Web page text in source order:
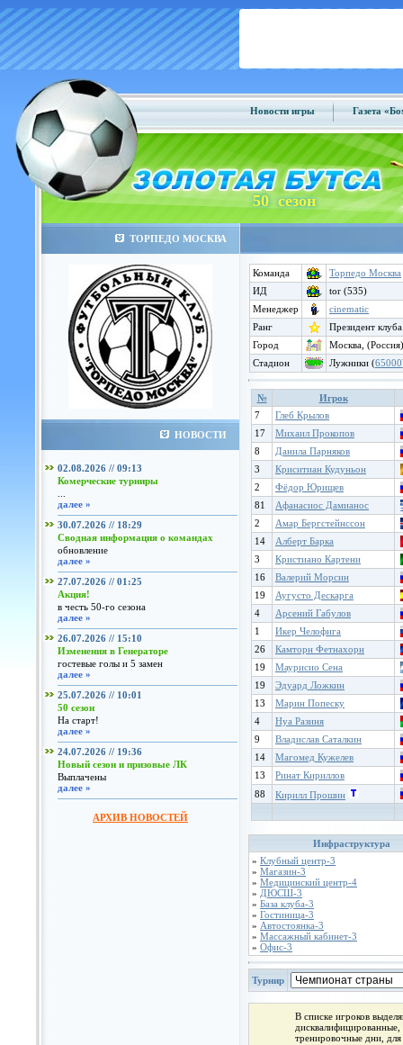
Новости игры Газета
50 сезон
ТОРПЕДО МОСКВА
НОВОСТИ
02.08.2026 // 09:13
Комерческие турниры
далее »
30.07.2026 // 18:29
Сводная информация о командах
обновление
далее »
27.07.2026 // 01:25
Акция!
в честь 50-го сезона
далее »
26.07.2026 // 15:10
Изменения в Генераторе
гостевые голы и 5 замен
далее »
25.07.2026 // 10:01
50 сезон
На старт!
далее »
24.07.2026 // 19:36
Новый сезон и призовые ЛК
Выплачены
далее »
АРХИВ НОВОСТЕЙ
Команда
Торпедо Москва
ИД
tor (535)
Менеджер
cinematic
Ранг
Президент клуба
Город
Москва, (Россия)
Стадион
Лужники (65000
№
Игрок
7
Глеб Крылов
17
Михаил Прокопов
8
Данила Парняков
3
Криситиан Кудуньон
2
Фёдор Юрищев
81
Афанасиос Дамианос
2
Амар Бергстейнссон
14
Алберт Барка
3
Кристиано Картени
16
Валерий Морсин
19
Аугусто Дескарга
4
Арсений Габулов
1
Икер Челофига
26
Камторн Фетнахорн
19
Маурисио Сена
19
Эдуард Ложкин
13
Марин Попеску
4
Нуа Разиня
9
Владислав Саталкин
14
Магомед Кужелев
13
Ринат Кириллов
88
Кирилл Прошин
Инфраструктура
» Клубный центр-3
» Магазин-3
» Медицинский центр-4
» ДЮСШ-3
» База клуба-3
» Гостиница-3
» Автостоянка-3
» Массажный кабинет-3
» Офис-3
Турнир
В списке игроков
тренировочные дни,